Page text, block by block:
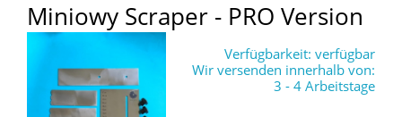
Miniowy Scraper - PRO Version
Verfügbarkeit: verfügbar
Wir versenden innerhalb von:
3 - 4 Arbeitstage